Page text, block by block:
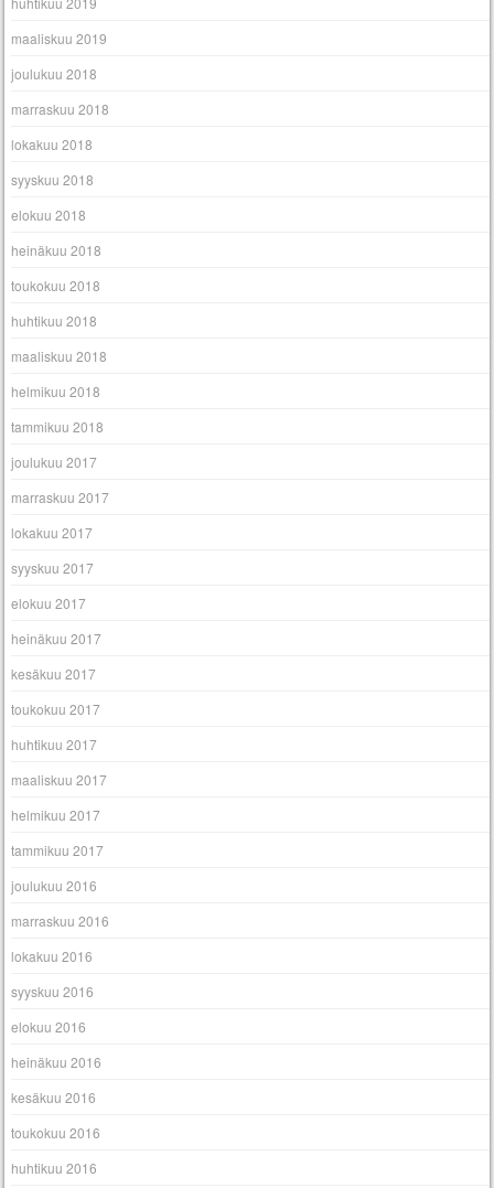
maaliskuu 2019
joulukuu 2018
marraskuu 2018
lokakuu 2018
syyskuu 2018
elokuu 2018
heinäkuu 2018
toukokuu 2018
huhtikuu 2018
maaliskuu 2018
helmikuu 2018
tammikuu 2018
joulukuu 2017
marraskuu 2017
lokakuu 2017
syyskuu 2017
elokuu 2017
heinäkuu 2017
kesäkuu 2017
toukokuu 2017
huhtikuu 2017
maaliskuu 2017
helmikuu 2017
tammikuu 2017
joulukuu 2016
marraskuu 2016
lokakuu 2016
syyskuu 2016
elokuu 2016
heinäkuu 2016
kesäkuu 2016
toukokuu 2016
huhtikuu 2016